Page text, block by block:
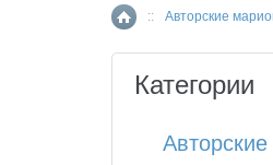
Главная страница
:: Авторские
Категории
Авторские